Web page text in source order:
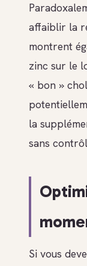
affaiblir la
montrent
zinc sur le
« bon »
la
sans
Si vous